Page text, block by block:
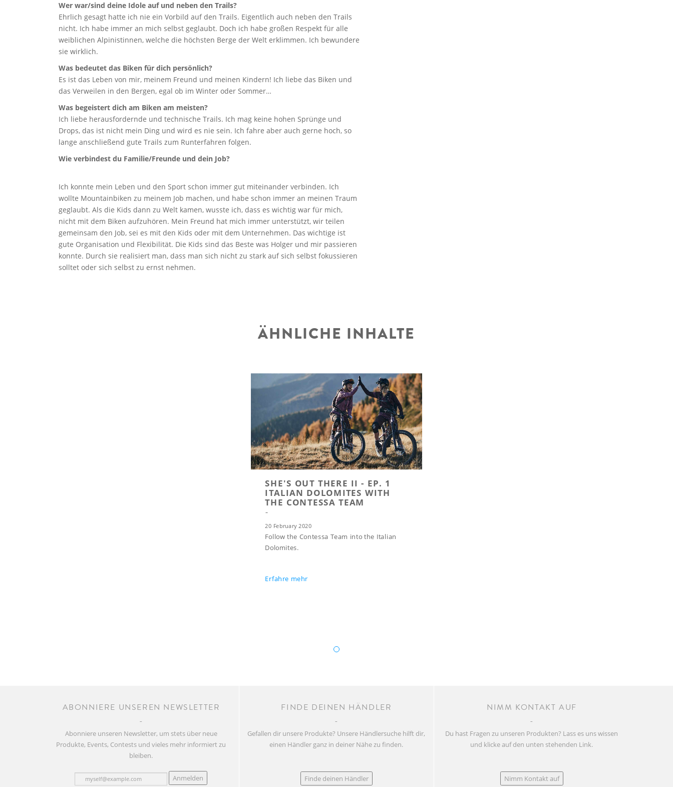
Wer war/sind deine Idole auf und neben den Trails?
Ehrlich gesagt hatte ich nie ein Vorbild auf den Trails. Eigentlich auch neben den Trails
nicht. Ich habe immer an mich selbst geglaubt. Doch ich habe großen Respekt für alle
weiblichen Alpinistinnen, welche die höchsten Berge der Welt erklimmen. Ich bewundere
sie wirklich.
Was bedeutet das Biken für dich persönlich?
Es ist das Leben von mir, meinem Freund und meinen Kindern! Ich liebe das Biken und
das Verweilen in den Bergen, egal ob im Winter oder Sommer…
Was begeistert dich am Biken am meisten?
Ich liebe herausfordernde und technische Trails. Ich mag keine hohen Sprünge und
Drops, das ist nicht mein Ding und wird es nie sein. Ich fahre aber auch gerne hoch, so
lange anschließend gute Trails zum Runterfahren folgen.
Wie verbindest du Familie/Freunde und dein Job?
Ich konnte mein Leben und den Sport schon immer gut miteinander verbinden. Ich
wollte Mountainbiken zu meinem Job machen, und habe schon immer an meinen Traum
geglaubt. Als die Kids dann zu Welt kamen, wusste ich, dass es wichtig war für mich,
nicht mit dem Biken aufzuhören. Mein Freund hat mich immer unterstützt, wir teilen
gemeinsam den Job, sei es mit den Kids oder mit dem Unternehmen. Das wichtige ist
gute Organisation und Flexibilität. Die Kids sind das Beste was Holger und mir passieren
konnte. Durch sie realisiert man, dass man sich nicht zu stark auf sich selbst fokussieren
solltet oder sich selbst zu ernst nehmen.
ÄHNLICHE INHALTE
SHE'S OUT THERE II - EP. 1
ITALIAN DOLOMITES WITH
THE CONTESSA TEAM
20 February 2020
Follow the Contessa Team into the Italian
Dolomites.
Erfahre mehr
ABONNIERE UNSEREN NEWSLETTER
Abonniere unseren Newsletter, um stets über neue
Produkte, Events, Contests und vieles mehr informiert zu
bleiben.
Anmelden
FINDE DEINEN HÄNDLER
Gefallen dir unsere Produkte? Unsere Händlersuche hilft dir,
einen Händler ganz in deiner Nähe zu finden.
Finde deinen Händler
NIMM KONTAKT AUF
Du hast Fragen zu unseren Produkten? Lass es uns wissen
und klicke auf den unten stehenden Link.
Nimm Kontakt auf